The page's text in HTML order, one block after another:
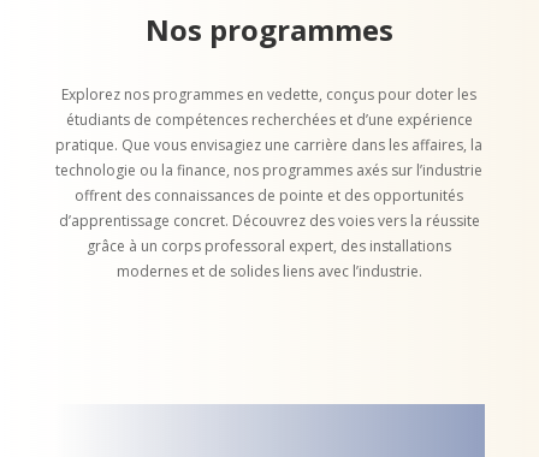
Nos programmes
Explorez nos programmes en vedette, conçus pour doter les
étudiants de compétences recherchées et d’une expérience
pratique. Que vous envisagiez une carrière dans les affaires, la
technologie ou la finance, nos programmes axés sur l’industrie
offrent des connaissances de pointe et des opportunités
d’apprentissage concret. Découvrez des voies vers la réussite
grâce à un corps professoral expert, des installations
modernes et de solides liens avec l’industrie.